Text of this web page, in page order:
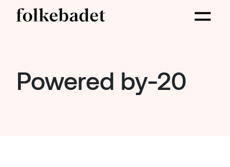
Powered by-20